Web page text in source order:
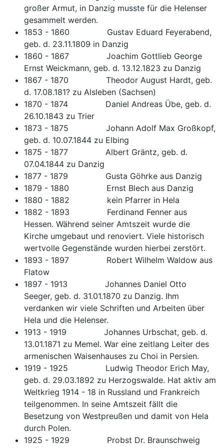
großer Armut, in Danzig musste für die Helenser
gesammelt werden.
1853 - 1860 Gustav Eduard Feyerabend,
geb. d. 23.11.1809 in Danzig
1860 - 1867 Joachim Gottlieb George
Ernst Weickmann, geb. d. 13.12.1823 zu Danzig
1867 - 1870 Theodor August Hardt, geb.
d. 17.08.181? zu Alsleben (Sachsen)
1870 - 1874 Daniel Andreas Übe, geb. d.
26.10.1843 zu Trier
1873 - 1875 Johann Adolf Max Großkopf,
geb. d. 10.07.1844 zu Elbing
1875 - 1877 Albert Gräntz, geb. d.
07.04.1844 zu Danzig
1877 - 1879 Gusta Göhrke aus Danzig
1879 - 1880 Ernst Blech aus Danzig
1880 - 1882 kein Pfarrer in Hela
1882 - 1893 Ferdinand Fenner aus
Hessen. Während seiner Amtszeit wurde die
Kirche umgebaut und renoviert. Viele historisch
wertvolle Gegenstände wurden hierbei zerstört.
1893 - 1897 Robert Wilhelm Waldow aus
Flatow
1897 - 1913 Johannes Daniel Otto
Seeger, geb. d. 31.01.1870 zu Danzig. Ihm
verdanken wir viele Schriften und Arbeiten über
Hela und die Helenser.
1913 - 1919 Johannes Urbschat, geb. d.
13.01.1871 zu Memel. War eine zeitlang Leiter des
armenischen Waisenhauses zu Choi in Persien.
1919 - 1925 Ludwig Theodor Erich May,
geb. d. 29.03.1892 zu Herzogswalde. Hat aktiv am
Weltkrieg 1914 - 18 in Russland und Frankreich
teilgenommen. In seine Amtszeit fällt die
Besetzung von Westpreußen und damit von Hela
durch Polen.
1925 - 1929 Probst Dr. Braunschweig